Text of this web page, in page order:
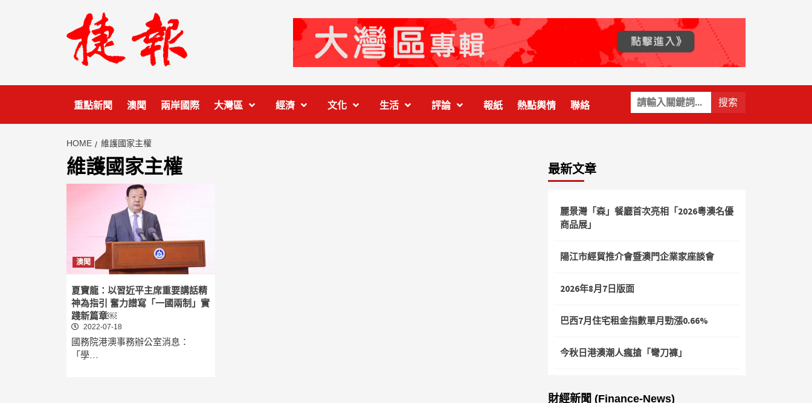
關
鍵
字:
重點新聞 澳聞 兩岸國際 大灣區 經濟 文化 生活 評論 報紙 熱點輿情 聯絡
HOME 維護國家主權
維護國家主權
澳聞
夏寶龍：以習近平主席重要講話精
神為指引 奮力譜寫「一國兩制」實
踐新篇章￼
2022-07-18
國務院港澳事務辦公室消息：
「學…
最新文章
麗景灣「森」餐廳首次亮相「2026粵澳名優
商品展」
陽江市經貿推介會暨澳門企業家座談會
2026年8月7日版面
巴西7月住宅租金指數單月勁漲0.66%
今秋日港澳潮人瘋搶「彎刀褲」
財經新聞 (Finance-News)